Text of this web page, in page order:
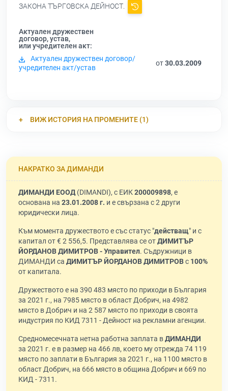
ЗАКОНА ТЪРГОВСКА ДЕЙНОСТ.
Актуален дружествен
договор, устав,
или учредителен акт:
Актуален дружествен договор/
учредителен акт/устав
от30.03.2009
ВИЖ ИСТОРИЯ НА ПРОМЕНИТЕ (1)
НАКРАТКО ЗА ДИМАНДИ
ДИМАНДИ ЕООД(DIMANDI), с ЕИК200009898, е
основана на 23.01.2008 г. и е свързана с 2 други
юридически лица.
Към момента дружеството е със статус "действащ" и с
капитал от € 2 556,5. Представлява се отДИМИТЪР
ЙОРДАНОВ ДИМИТРОВ - Управител. Съдружници в
ДИМАНДИ са ДИМИТЪР ЙОРДАНОВ ДИМИТРОВс 100%
от капитала.
Дружеството е на 390 483 място по приходи в България
за 2021 г., на 7985 място в област Добрич, на 4982
място в Добрич и на 2 587 място по приходи в своята
индустрия по КИД 7311 - Дейност на рекламни агенции.
Средномесечната нетна работна заплата вДИМАНДИ
за 2021 г. е в размер на 466 лв, което му отрежда 74 119
място по заплати в България за 2021 г., на 1100 място в
област Добрич, на 666 място в община Добрич и 669 по
КИД - 7311.